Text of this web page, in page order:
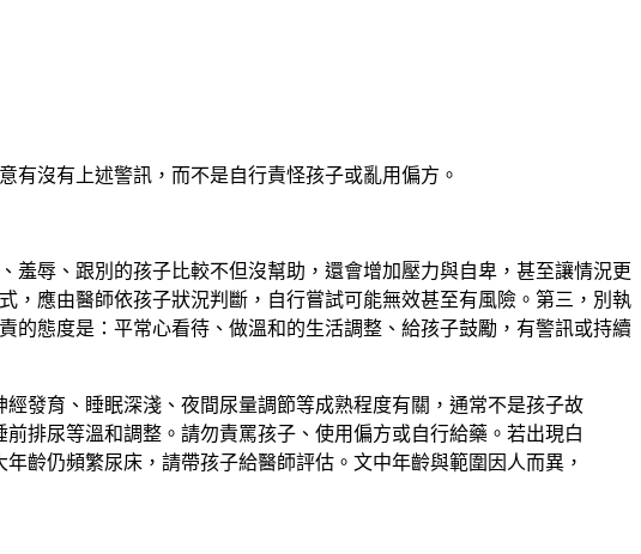
沒有上述警訊，而不是自行責怪孩子或亂用偏方。
羞辱、跟別的孩子比較不但沒幫助，還會增加壓力與自卑 ，甚至讓情況更
，應由醫師依孩子狀況判斷，自行嘗試可能無效甚至有風險。第三， 別執
的態度是：平常心看待、做溫和的生活調整、給孩子鼓勵，有警訊或持續
發育、睡眠深淺、夜間尿量調節等成熟程度有關，通常不是孩子故
排尿等溫和調整。請勿責罵孩子、使用偏方或自行給藥。若出現白
齡仍頻繁尿床，請帶孩子給醫師評估。文中年齡與範圍因人而異，